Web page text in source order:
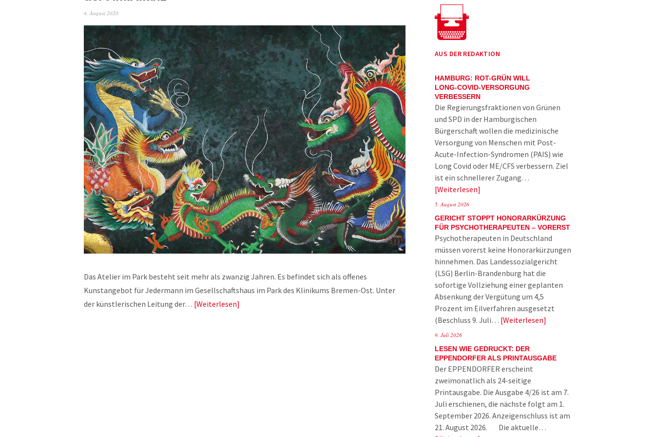
4. August 2020
Das Atelier im Park besteht seit mehr als zwanzig Jahren. Es befindet sich als offenes
Kunstangebot für Jedermann im Gesellschaftshaus im Park des Klinikums Bremen-Ost. Unter
der künstlerischen Leitung der… Weiterlesen
AUS DER REDAKTION
HAMBURG: ROT-GRÜN WILL
LONG-COVID-VERSORGUNG
VERBESSERN
Die Regierungsfraktionen von Grünen
und SPD in der Hamburgischen
Bürgerschaft wollen die medizinische
Versorgung von Menschen mit Post-
Acute-Infection-Syndromen (PAIS) wie
Long Covid oder ME/CFS verbessern. Ziel
ist ein schnellerer Zugang…
Weiterlesen
5. August 2026
GERICHT STOPPT HONORARKÜRZUNG
FÜR PSYCHOTHERAPEUTEN – VORERST
Psychotherapeuten in Deutschland
müssen vorerst keine Honorarkürzungen
hinnehmen. Das Landessozialgericht
(LSG) Berlin-Brandenburg hat die
sofortige Vollziehung einer geplanten
Absenkung der Vergütung um 4,5
Prozent im Eilverfahren ausgesetzt
(Beschluss 9. Juli… Weiterlesen
9. Juli 2026
LESEN WIE GEDRUCKT: DER
EPPENDORFER ALS PRINTAUSGABE
Der EPPENDORFER erscheint
zweimonatlich als 24-seitige
Printausgabe. Die Ausgabe 4/26 ist am 7.
Juli erschienen, die nächste folgt am 1.
September 2026. Anzeigenschluss ist am
21. August 2026. Die aktuelle…